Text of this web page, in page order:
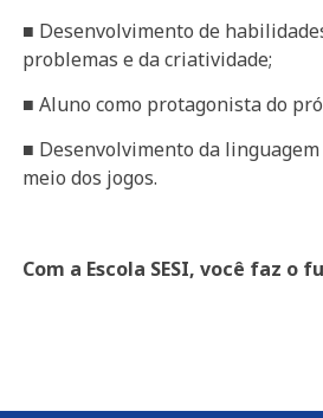
■ Desenvolvimento de
problemas e da criatividade;
■ Aluno como protagonista do
■ Desenvolvimento da
meio dos jogos.
Com a Escola SESI, você faz o